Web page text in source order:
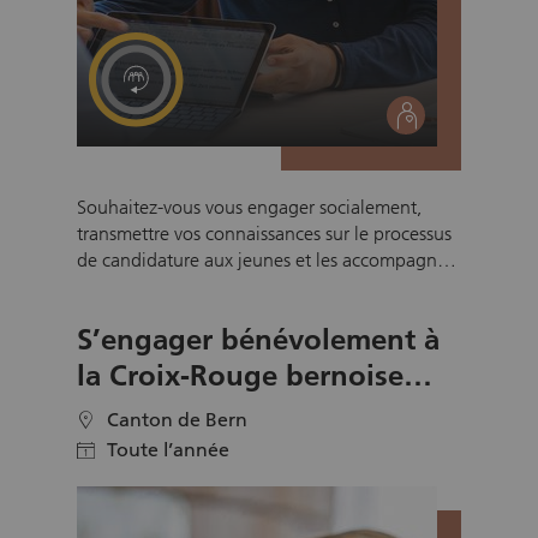
social
Souhaitez-vous vous engager socialement,
transmettre vos connaissances sur le processus
de candidature aux jeunes et les accompagner
candidature de Pro Juventute, vous offrez aux
jeunes, par votre engagement bénévole, une
opportunité de se préparer de manière
optimale à un entretien d’embauche.
S’engager bénévolement à
la Croix‑Rouge bernoise
pour les seniors
location Canton de Bern
calendar Toute l’année